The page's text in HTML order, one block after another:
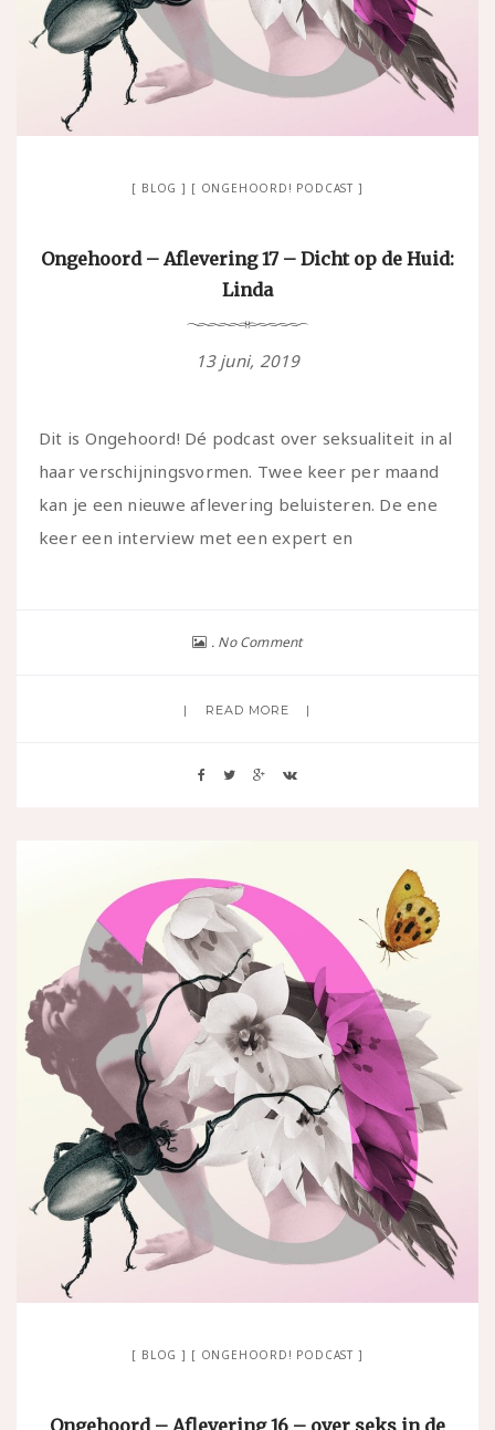
BLOG ONGEHOORD! PODCAST
Ongehoord – Aflevering 17 – Dicht op de Huid:
Linda
13 juni, 2019
Dit is Ongehoord! Dé podcast over seksualiteit in al
haar verschijningsvormen. Twee keer per maand
kan je een nieuwe aflevering beluisteren. De ene
keer een interview met een expert en
No Comment
READ MORE
BLOG ONGEHOORD! PODCAST
Ongehoord – Aflevering 16 – over seks in de